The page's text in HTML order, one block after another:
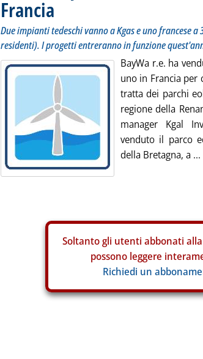
Francia
Due impianti tedeschi vanno a Kgas e uno francese
residenti). I progetti entreranno in funzione
BayWa r.e. ha
uno in Francia per
tratta dei parchi
regione della
manager Kgal
venduto il parco
della Bretagna, a ...
Soltanto gli utenti abbonati
possono leggere
Richiedi un